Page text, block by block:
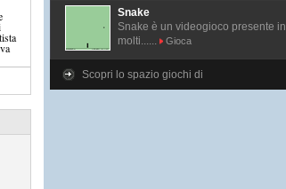
Snake
Snake è un videogioco presente in
molti......
Gioca
Scopri lo spazio giochi di